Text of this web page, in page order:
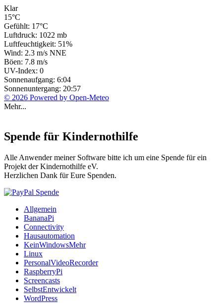
Klar
15°C
Gefühlt: 17°C
Luftdruck: 1022 mb
Luftfeuchtigkeit: 51%
Wind: 2.3 m/s NNE
Böen: 7.8 m/s
UV-Index: 0
Sonnenaufgang: 6:04
Sonnenuntergang: 20:57
© 2026 Powered by Open-Meteo
Mehr...
Spende für Kindernothilfe
Alle Anwender meiner Software bitte ich um eine Spende für ein
Projekt der Kindernothilfe eV.
Herzlichen Dank für Eure Spenden.
Allgemein
BananaPi
Connectivity
Hausautomation
KeinWindowsMehr
Linux
PersonalVideoRecorder
RaspberryPi
Screencasts
SelbstEntwickelt
WordPress